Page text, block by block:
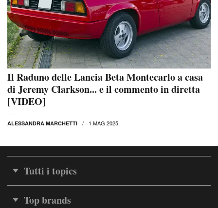
Il Raduno delle Lancia Beta Montecarlo a casa
di Jeremy Clarkson... e il commento in diretta
[VIDEO]
ALESSANDRA MARCHETTI 1 MAG 2025
Tutti i topics
Top brands